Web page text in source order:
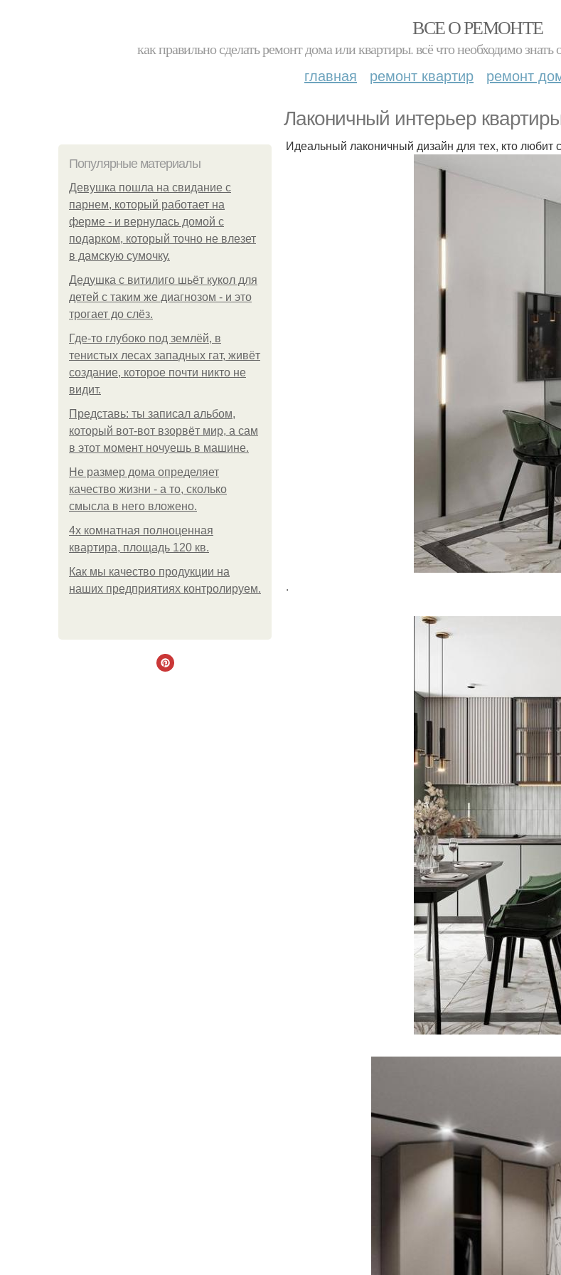
ВСЕ О РЕМОНТЕ
как правильно сделать ремонт дома или квартиры. всё что необходимо
главная ремонт квартир ремонт
Лаконичный интерьер
Популярные материалы
Девушка пошла на свидание с
парнем, который работает на
ферме - и вернулась домой с
подарком, который точно не влезет
в дамскую сумочку.
Дедушка с витилиго шьёт кукол для
детей с таким же диагнозом - и это
трогает до слёз.
Где-то глубоко под землёй, в
тенистых лесах западных гат, живёт
создание, которое почти никто не
видит.
Представь: ты записал альбом,
который вот-вот взорвёт мир, а сам
в этот момент ночуешь в машине.
Не размер дома определяет
качество жизни - а то, сколько
смысла в него вложено.
4x комнатная полноценная
квартира, площадь 120 кв.
Как мы качество продукции на
наших предприятиях контролируем.
Идеальный лаконичный дизайн для тех, кто любит
.